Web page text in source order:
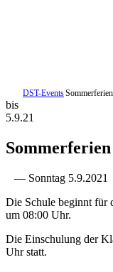
DST-EventsSommerferien
bis
5.9.21
Sommerferien
— Sonntag 5.9.2021
Die Schule beginnt für
um 08:00 Uhr.
Die Einschulung der
Uhr statt.